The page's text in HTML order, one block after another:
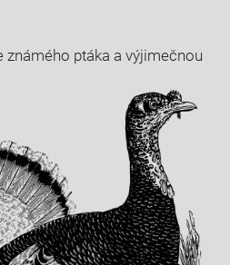
známého ptáka a výjimečnou